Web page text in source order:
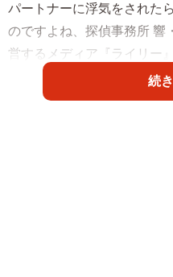
パートナーに浮気をされた
のですよね、探偵事務所 響
営するメディア『ライリー
についての調査によると、
や仕返しをした」と回答し
続